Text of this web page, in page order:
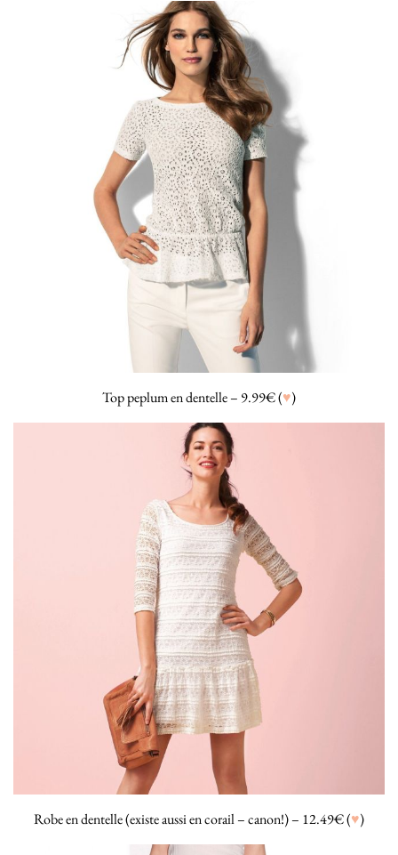
Top peplum en dentelle – 9.99€ (♥)
Robe en dentelle (existe aussi en corail – canon!) – 12.49€ (♥)